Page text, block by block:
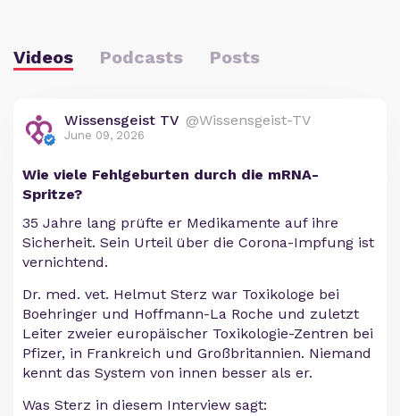
Videos Podcasts Posts
Wissensgeist TV @Wissensgeist-TV
June 09, 2026
Wie viele Fehlgeburten durch die mRNA-
Spritze?
35 Jahre lang prüfte er Medikamente auf ihre
Sicherheit. Sein Urteil über die Corona-Impfung ist
vernichtend.
Dr. med. vet. Helmut Sterz war Toxikologe bei
Boehringer und Hoffmann-La Roche und zuletzt
Leiter zweier europäischer Toxikologie-Zentren bei
Pfizer, in Frankreich und Großbritannien. Niemand
kennt das System von innen besser als er.
Was Sterz in diesem Interview sagt: